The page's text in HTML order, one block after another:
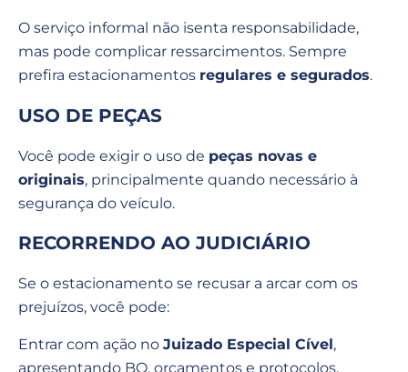
O serviço informal não isenta responsabilidade,
mas pode complicar ressarcimentos. Sempre
prefira estacionamentos regulares e segurados.
USO DE PEÇAS
Você pode exigir o uso de peças novas e
originais, principalmente quando necessário à
segurança do veículo.
RECORRENDO AO JUDICIÁRIO
Se o estacionamento se recusar a arcar com os
prejuízos, você pode:
Entrar com ação no Juizado Especial Cível,
apresentando BO, orçamentos e protocolos.